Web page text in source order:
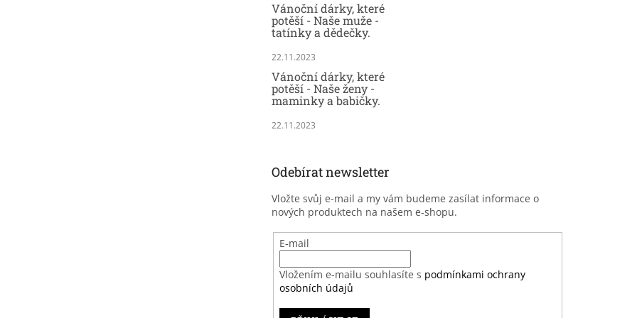
Vánoční dárky, které
potěší - Naše muže -
tatínky a dědečky.
22.11.2023
Vánoční dárky, které
potěší - Naše ženy -
maminky a babičky.
22.11.2023
Odebírat newsletter
Vložte svůj e-mail a my vám budeme zasílat informace o
nových produktech na našem e-shopu.
E-mail
Vložením e-mailu souhlasíte s podmínkami ochrany
osobních údajů